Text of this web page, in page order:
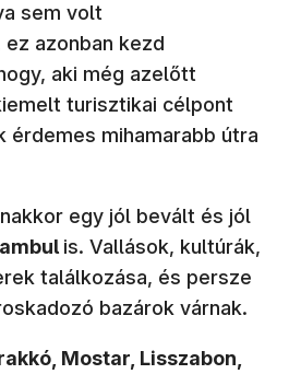
sem volt
azonban kezd
aki még azelőtt
turisztikai célpont
érdemes mihamarabb útra
egy jól bevált és jól
is. Vallások, kultúrák,
találkozása, és persze
bazárok várnak.
Mostar, Lisszabon,